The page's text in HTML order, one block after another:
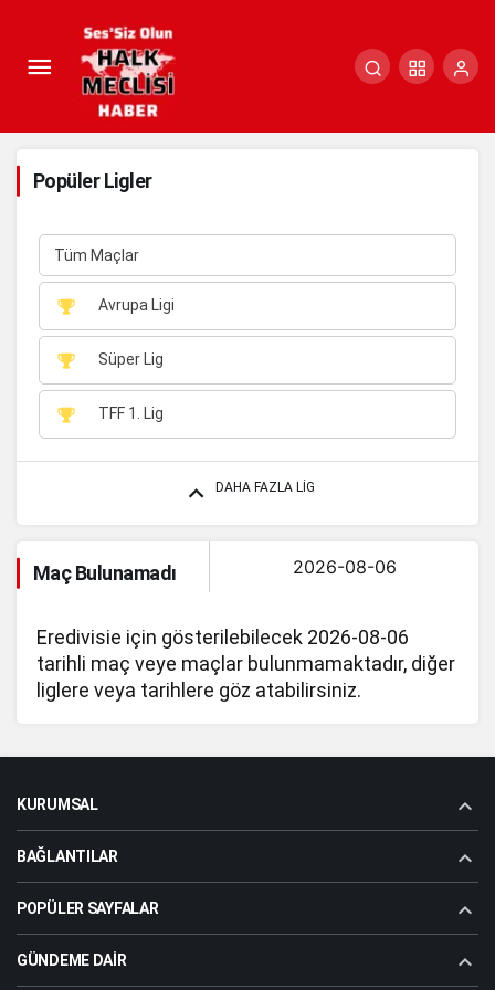
Popüler Ligler
Tüm Maçlar
Avrupa Ligi
Süper Lig
TFF 1. Lig
DAHA FAZLA LIG
Maç Bulunamadı
Eredivisie için gösterilebilecek 2026-08-06
tarihli maç veye maçlar bulunmamaktadır, diğer
liglere veya tarihlere göz atabilirsiniz.
KURUMSAL
BAĞLANTILAR
POPÜLER SAYFALAR
GÜNDEME DAIR